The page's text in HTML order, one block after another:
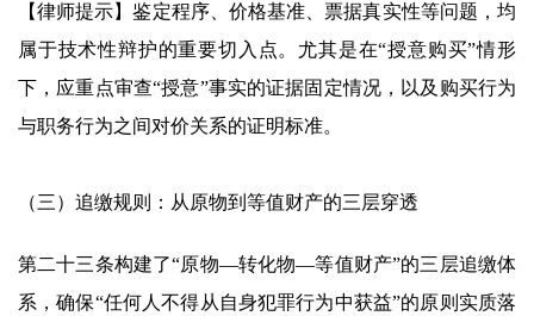
【律师提示】鉴定程序、价格基准、票据真实性等问题，均
属于技术性辩护的重要切入点。尤其是在“授意购买”情形
下，应重点审查“授意”事实的证据固定情况，以及购买行为
与职务行为之间对价关系的证明标准。
（三）追缴规则：从原物到等值财产的三层穿透
第二十三条构建了“原物—转化物—等值财产”的三层追缴体
系，确保“任何人不得从自身犯罪行为中获益”的原则实质落